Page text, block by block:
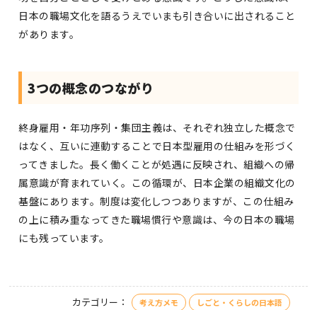
日本の職場文化を語るうえでいまも引き合いに出されること
があります。
3つの概念のつながり
終身雇用・年功序列・集団主義は、それぞれ独立した概念で
はなく、互いに連動することで日本型雇用の仕組みを形づく
ってきました。長く働くことが処遇に反映され、組織への帰
属意識が育まれていく。この循環が、日本企業の組織文化の
基盤にあります。制度は変化しつつありますが、この仕組み
の上に積み重なってきた職場慣行や意識は、今の日本の職場
にも残っています。
カテゴリー： 考え方メモ しごと・くらしの日本語